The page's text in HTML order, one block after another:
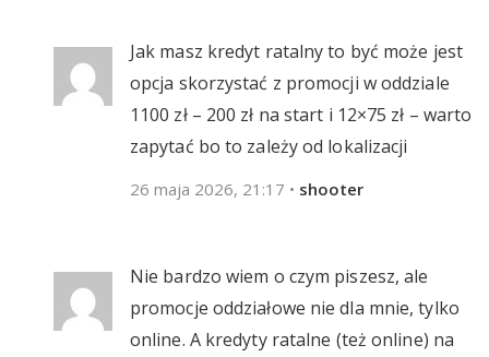
Jak masz kredyt ratalny to być może jest
opcja skorzystać z promocji w oddziale
1100 zł – 200 zł na start i 12×75 zł – warto
zapytać bo to zależy od lokalizacji
26 maja 2026, 21:17 • shooter
Nie bardzo wiem o czym piszesz, ale
promocje oddziałowe nie dla mnie, tylko
online. A kredyty ratalne (też online) na